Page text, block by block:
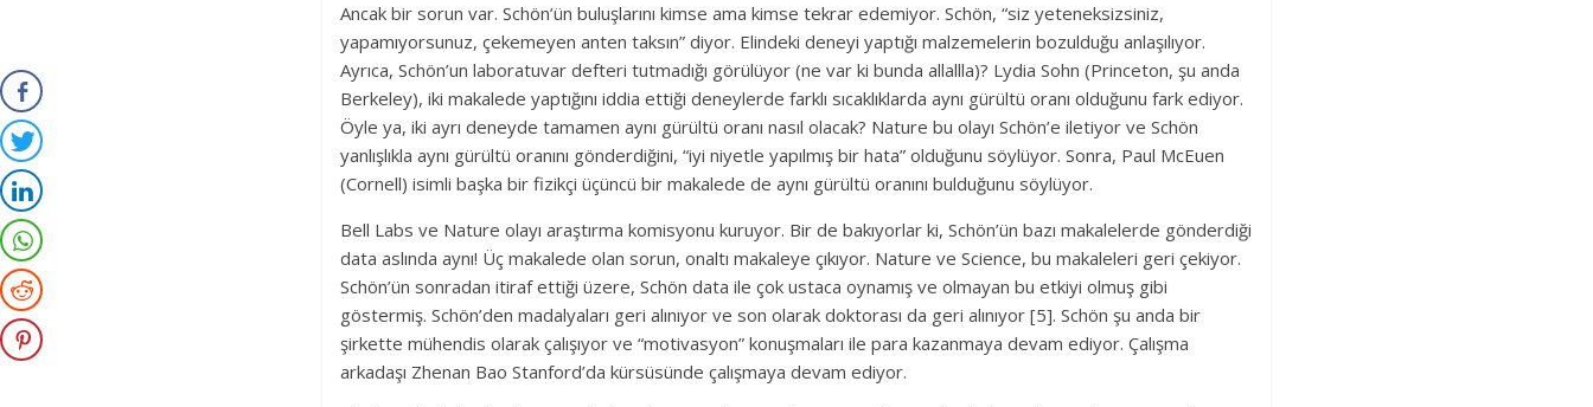
Ancak bir sorun var. Schön’ün buluşlarını kimse ama kimse tekrar edemiyor. Schön, “siz yeteneksizsiniz,
yapamıyorsunuz, çekemeyen anten taksın” diyor. Elindeki deneyi yaptığı malzemelerin bozulduğu anlaşılıyor.
Ayrıca, Schön’un laboratuvar defteri tutmadığı görülüyor (ne var ki bunda allallla)? Lydia Sohn (Princeton, şu anda
Berkeley), iki makalede yaptığını iddia ettiği deneylerde farklı sıcaklıklarda aynı gürültü oranı olduğunu fark ediyor.
Öyle ya, iki ayrı deneyde tamamen aynı gürültü oranı nasıl olacak? Nature bu olayı Schön’e iletiyor ve Schön
yanlışlıkla aynı gürültü oranını gönderdiğini, “iyi niyetle yapılmış bir hata” olduğunu söylüyor. Sonra, Paul McEuen
(Cornell) isimli başka bir fizikçi üçüncü bir makalede de aynı gürültü oranını bulduğunu söylüyor.
Bell Labs ve Nature olayı araştırma komisyonu kuruyor. Bir de bakıyorlar ki, Schön’ün bazı makalelerde gönderdiği
data aslında aynı! Üç makalede olan sorun, onaltı makaleye çıkıyor. Nature ve Science, bu makaleleri geri çekiyor.
Schön’ün sonradan itiraf ettiği üzere, Schön data ile çok ustaca oynamış ve olmayan bu etkiyi olmuş gibi
göstermiş. Schön’den madalyaları geri alınıyor ve son olarak doktorası da geri alınıyor [5]. Schön şu anda bir
şirkette mühendis olarak çalışıyor ve “motivasyon” konuşmaları ile para kazanmaya devam ediyor. Çalışma
arkadaşı Zhenan Bao Stanford’da kürsüsünde çalışmaya devam ediyor.